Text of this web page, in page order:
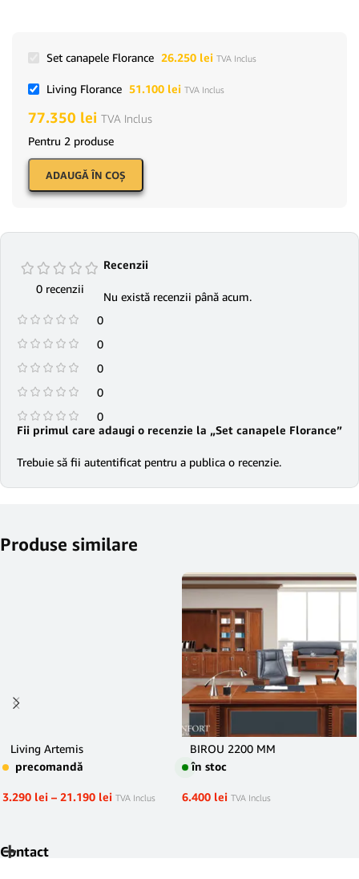
Set canapele Florance 26.250 lei TVA Inclus
Living Florance 51.100 lei TVA Inclus
77.350 lei TVA Inclus
Pentru 2 produse
ADAUGĂ ÎN COŞ
0 recenzii
0
0
0
0
0
Recenzii
Nu există recenzii până acum.
Fii primul care adaugi o recenzie la „Set canapele Florance”
Trebuie să fii autentificat pentru a publica o recenzie.
Produse similare
Living Artemis
precomandă
3.290 lei – 21.190 lei TVA Inclus
BIROU 2200 MM
în stoc
6.400 lei TVA Inclus
Contact